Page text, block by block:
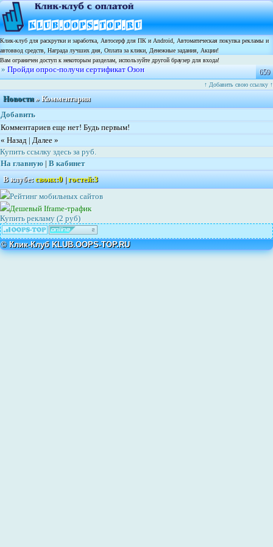
Клик-клуб для раскрутки и заработка, Автосерф для ПК и Android, Автоматическая покупка рекламы и
автоввод средств, Награда лучших дня, Оплата за клики, Денежные задания, Акции!
Вам ограничен доступ к некоторым разделам, используйте другой браузер для входа!
» Пройди опрос-получи сертификат Озон 659
↑ Добавить свою ссылку ↑
Новости»Комментарии
Добавить
Комментариев еще нет! Будь первым!
« Haзaд | Дaлee »
Купить ссылку здесь за руб.
На главную | В кабинет
В клубе:своих:0|гостей:3
Рейтинг мобильных сайтов
Дешевый Iframe-трафик
Купить рекламу (2 руб)
© Клик-Клуб KLUB.OOPS-TOP.RU